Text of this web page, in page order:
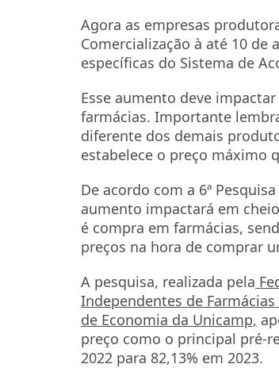
Agora as empresas
Comercialização à até 10 de
específicas do Sistema de
Esse aumento deve
farmácias. Importante
diferente dos demais
estabelece o preço máximo
De acordo com a 6ª
aumento impactará em
é compra em farmácias,
preços na hora de comprar
A pesquisa, realizada pela
Independentes de Farmácias
de Economia da Unicamp,
preço como o principal pré-
2022 para 82,13% em 2023.